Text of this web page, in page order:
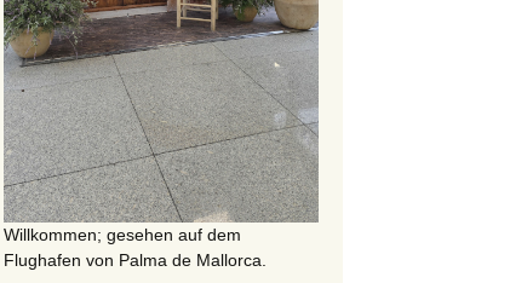
Willkommen; gesehen auf dem
Flughafen von Palma de Mallorca.